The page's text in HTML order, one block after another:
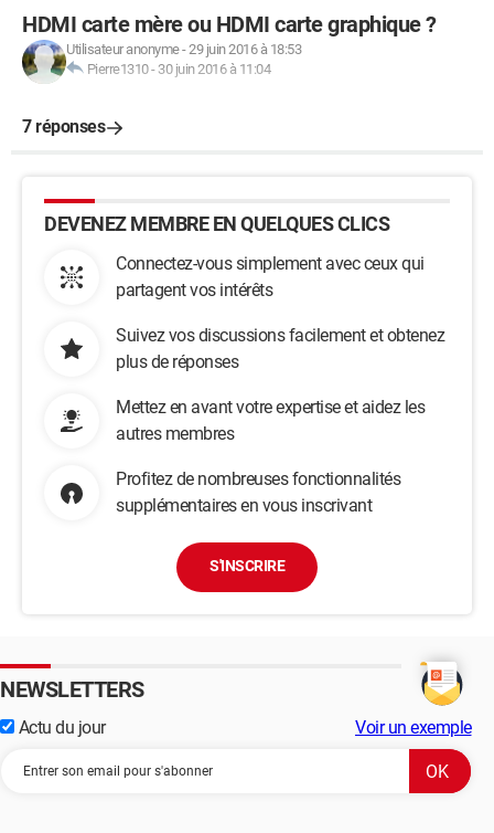
HDMI carte mère ou HDMI carte graphique ?
Utilisateur anonyme-29 juin 2016 à 18:53
Pierre1310- 30 juin 2016 à 11:04
7 réponses
DEVENEZ MEMBRE EN QUELQUES CLICS
Connectez-vous simplement avec ceux qui
partagent vos intérêts
Suivez vos discussions facilement et obtenez
plus de réponses
Mettez en avant votre expertise et aidez les
autres membres
Profitez de nombreuses fonctionnalités
supplémentaires en vous inscrivant
S'INSCRIRE
NEWSLETTERS
Actu du jour Voir un exemple